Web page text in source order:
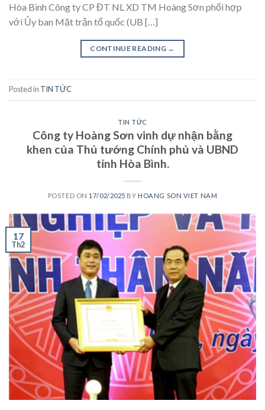
Hòa Bình Công ty CP ĐT NL XD TM Hoàng Sơn phối hợp
với Ủy ban Mặt trận tổ quốc (UB […]
CONTINUE READING →
Posted in TIN TỨC
TIN TỨC
Công ty Hoàng Sơn vinh dự nhận bằng
khen của Thủ tướng Chính phủ và UBND
tỉnh Hòa Bình.
POSTED ON 17/02/2025 BY HOANG SON VIET NAM
17
Th2